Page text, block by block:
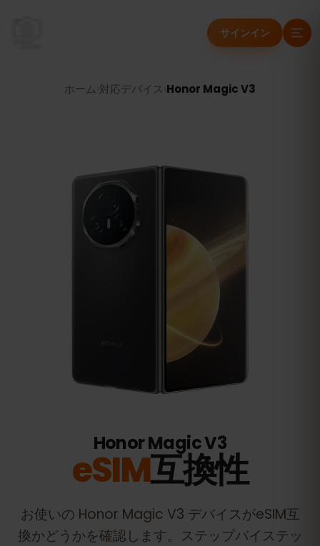
サインイン
ホーム 対応デバイス Honor Magic V3
Honor Magic V3
eSIM互換性
お使いの Honor Magic V3 デバイスがeSIM互
換かどうかを確認します。ステップバイステッ